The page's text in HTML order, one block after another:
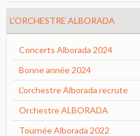
L'ORCHESTRE ALBORADA
Concerts Alborada 2024
Bonne année 2024
L'orchestre Alborada recrute
Orchestre ALBORADA
Tournée Alborada 2022